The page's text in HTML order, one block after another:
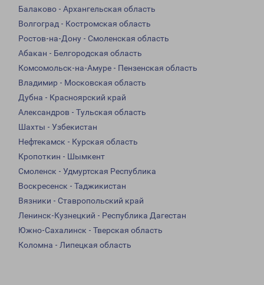
Балаково - Архангельская область
Волгоград - Костромская область
Ростов-на-Дону - Смоленская область
Абакан - Белгородская область
Комсомольск-на-Амуре - Пензенская область
Владимир - Московская область
Дубна - Красноярский край
Александров - Тульская область
Шахты - Узбекистан
Нефтекамск - Курская область
Кропоткин - Шымкент
Смоленск - Удмуртская Республика
Воскресенск - Таджикистан
Вязники - Ставропольский край
Ленинск-Кузнецкий - Республика Дагестан
Южно-Сахалинск - Тверская область
Коломна - Липецкая область